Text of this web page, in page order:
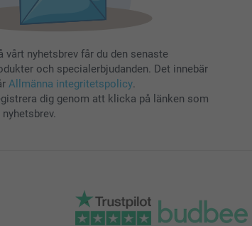
vårt nyhetsbrev får du den senaste
och specialerbjudanden. Det innebär
Allmänna integritetspolicy.
dig genom att klicka på länken som